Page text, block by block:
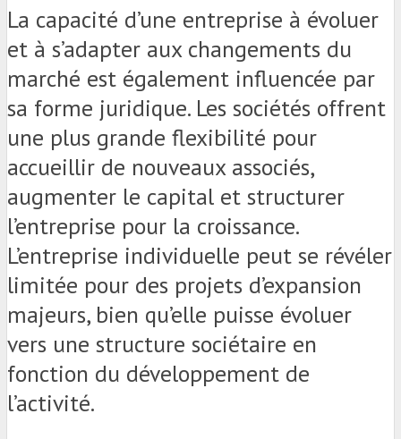
La capacité d’une entreprise à évoluer
et à s’adapter aux changements du
marché est également influencée par
sa forme juridique. Les sociétés offrent
une plus grande flexibilité pour
accueillir de nouveaux associés,
augmenter le capital et structurer
l’entreprise pour la croissance.
L’entreprise individuelle peut se révéler
limitée pour des projets d’expansion
majeurs, bien qu’elle puisse évoluer
vers une structure sociétaire en
fonction du développement de
l’activité.